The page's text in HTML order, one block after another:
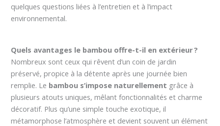
quelques questions liées à l’entretien et à l’impact
environnemental.
Quels avantages le bambou offre-t-il en extérieur ?
Nombreux sont ceux qui rêvent d’un coin de jardin
préservé, propice à la détente après une journée bien
remplie. Le bambou s’impose naturellement grâce à
plusieurs atouts uniques, mêlant fonctionnalités et charme
décoratif. Plus qu’une simple touche exotique, il
métamorphose l’atmosphère et devient souvent un élément